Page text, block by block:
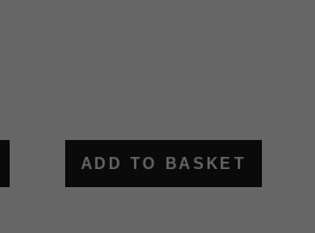
ADD TO BASKET